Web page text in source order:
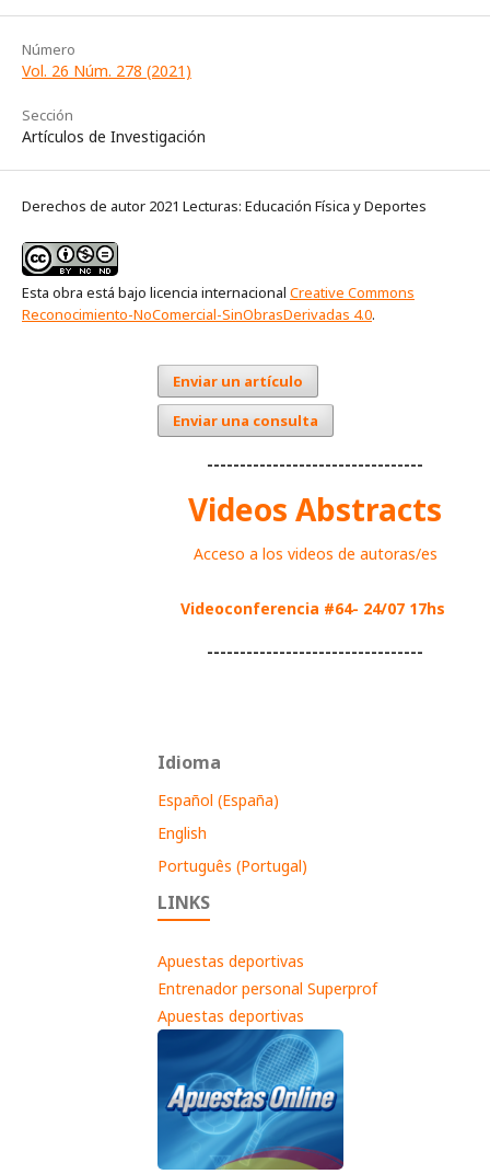
Número
Vol. 26 Núm. 278 (2021)
Sección
Artículos de Investigación
Derechos de autor 2021 Lecturas: Educación Física y Deportes
Esta obra está bajo licencia internacional Creative Commons
Reconocimiento-NoComercial-SinObrasDerivadas 4.0.
Enviar un artículo
Enviar una consulta
---------------------------------
Videos Abstracts
Acceso a los videos de autoras/es
Videoconferencia #64- 24/07 17hs
---------------------------------
Idioma
Español (España)
English
Português (Portugal)
LINKS
Apuestas deportivas
Entrenador personal Superprof
Apuestas deportivas